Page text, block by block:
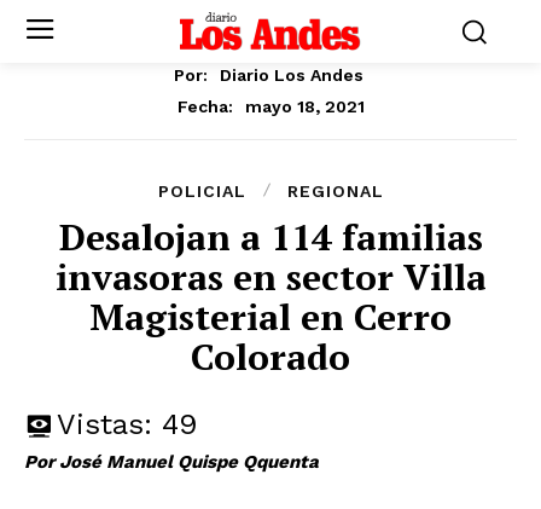
Por:
Diario Los Andes
Fecha:
mayo 18, 2021
POLICIAL REGIONAL
Desalojan a 114 familias
invasoras en sector Villa
Magisterial en Cerro
Colorado
Vistas: 49
Por José Manuel Quispe Qquenta